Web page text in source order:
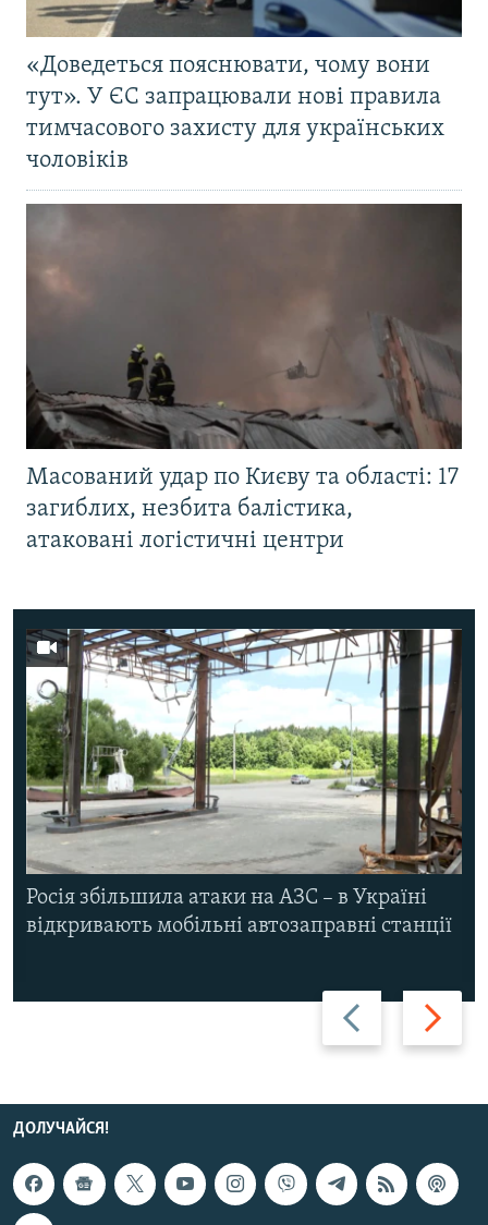
«Доведеться пояснювати, чому вони
тут». У ЄС запрацювали нові правила
тимчасового захисту для українських
чоловіків
Масований удар по Києву та області: 17
загиблих, незбита балістика,
атаковані логістичні центри
Назад Вперед
Росія збільшила атаки на АЗС – в Україні
відкривають мобільні автозаправні станції
ДОЛУЧАЙСЯ!